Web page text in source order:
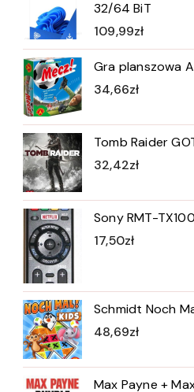
32/64 BiT
109,99zł
Gra planszowa
34,66zł
Tomb Raider
32,42zł
Sony RMT-
17,50zł
Schmidt Noch
48,69zł
Max Payne +